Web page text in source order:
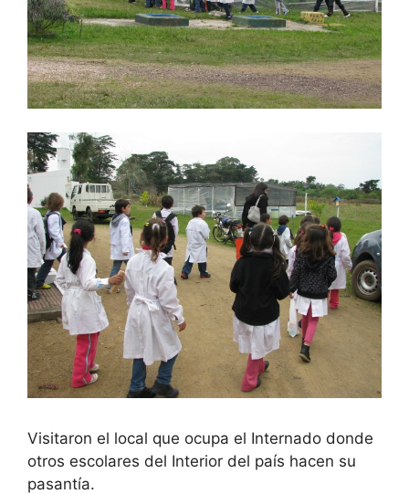
Visitaron el local que ocupa el Internado donde
otros escolares del Interior del país hacen su
pasantía.